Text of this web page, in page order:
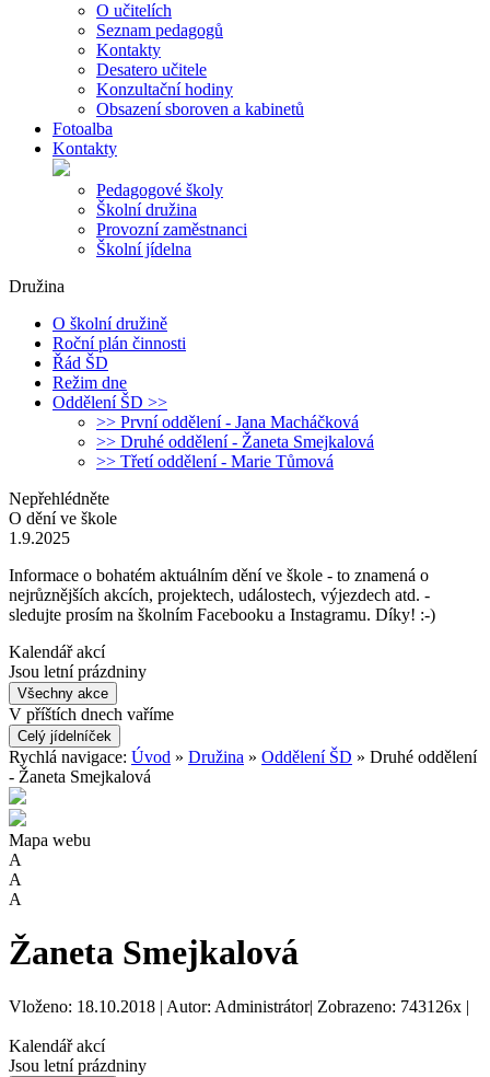
O učitelích
Seznam pedagogů
Kontakty
Desatero učitele
Konzultační hodiny
Obsazení sboroven a kabinetů
Fotoalba
Kontakty
Pedagogové školy
Školní družina
Provozní zaměstnanci
Školní jídelna
Družina
O školní družině
Roční plán činnosti
Řád ŠD
Režim dne
Oddělení ŠD >>
>> První oddělení - Jana Macháčková
>> Druhé oddělení - Žaneta Smejkalová
>> Třetí oddělení - Marie Tůmová
Nepřehlédněte
O dění ve škole
1.9.2025
Informace o bohatém aktuálním dění ve škole - to znamená o
nejrůznějších akcích, projektech, událostech, výjezdech atd. -
sledujte prosím na školním Facebooku a Instagramu. Díky! :-)
Kalendář akcí
Jsou letní prázdniny
Všechny akce
V příštích dnech vaříme
Celý jídelníček
Rychlá navigace: Úvod » Družina » Oddělení ŠD » Druhé oddělení
- Žaneta Smejkalová
Mapa webu
A
A
A
Žaneta Smejkalová
Vloženo: 18.10.2018 | Autor: Administrátor| Zobrazeno: 743126x |
Kalendář akcí
Jsou letní prázdniny